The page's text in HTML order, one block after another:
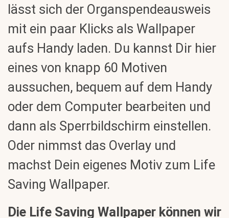
lässt sich der Organspendeausweis
mit ein paar Klicks als Wallpaper
aufs Handy laden. Du kannst Dir hier
eines von knapp 60 Motiven
aussuchen, bequem auf dem Handy
oder dem Computer bearbeiten und
dann als Sperrbildschirm einstellen.
Oder nimmst das Overlay und
machst Dein eigenes Motiv zum Life
Saving Wallpaper.
Die Life Saving Wallpaper können wir